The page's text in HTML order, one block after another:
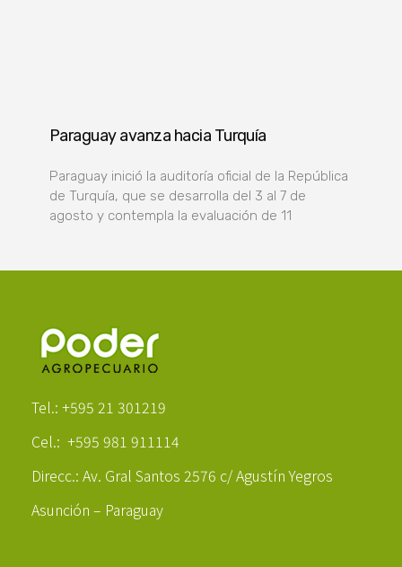
Paraguay avanza hacia Turquía
Paraguay inició la auditoría oficial de la República
de Turquía, que se desarrolla del 3 al 7 de
agosto y contempla la evaluación de 11
Tel.: +595 21 301219
Cel.: +595 981 911114
Direcc.: Av. Gral Santos 2576 c/ Agustín Yegros
Asunción – Paraguay